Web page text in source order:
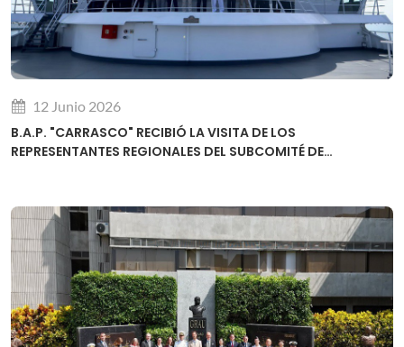
12 Junio 2026
B.A.P. "CARRASCO" RECIBIÓ LA VISITA DE LOS
REPRESENTANTES REGIONALES DEL SUBCOMITÉ DE